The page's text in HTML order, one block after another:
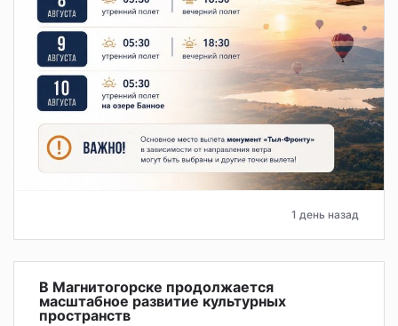
1 день назад
В Магнитогорске продолжается
масштабное развитие культурных
пространств